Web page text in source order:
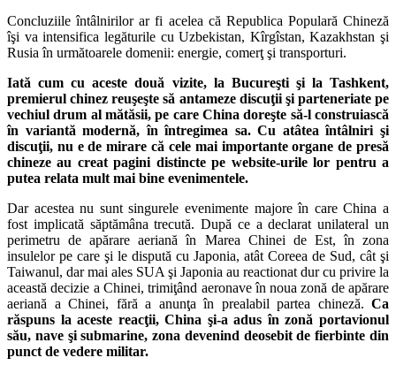
Concluziile întâlnirilor ar fi acelea că Republica Populară Chineză
îşi va intensifica legăturile cu Uzbekistan, Kîrgîstan, Kazakhstan şi
Rusia în următoarele domenii: energie, comerţ şi transporturi.
Iată cum cu aceste două vizite, la Bucureşti şi la Tashkent,
premierul chinez reuşeşte să antameze discuţii şi parteneriate pe
vechiul drum al mătăsii, pe care China doreşte să-l construiască
în variantă modernă, în întregimea sa. Cu atâtea întâlniri şi
discuţii, nu e de mirare că cele mai importante organe de presă
chineze au creat pagini distincte pe website-urile lor pentru a
putea relata mult mai bine evenimentele.
Dar acestea nu sunt singurele evenimente majore în care China a
fost implicată săptămâna trecută. După ce a declarat unilateral un
perimetru de apărare aeriană în Marea Chinei de Est, în zona
insulelor pe care şi le dispută cu Japonia, atât Coreea de Sud, cât şi
Taiwanul, dar mai ales SUA şi Japonia au reactionat dur cu privire la
această decizie a Chinei, trimiţând aeronave în noua zonă de apărare
aeriană a Chinei, fără a anunţa în prealabil partea chineză. Ca
răspuns la aceste reacţii, China şi-a adus în zonă portavionul
său, nave şi submarine, zona devenind deosebit de fierbinte din
punct de vedere militar.